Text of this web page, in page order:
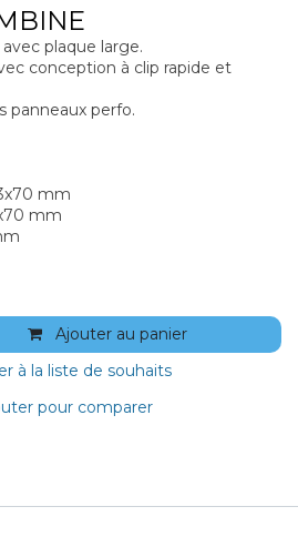
plaque large.
conception à clip rapide et
panneaux perfo.
mm
mm
Ajouter au panier
pour comparer
à la liste de souhaits